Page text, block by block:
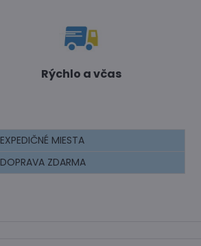
Rýchlo a včas
EXPEDIČNÉ MIESTA
DOPRAVA ZDARMA